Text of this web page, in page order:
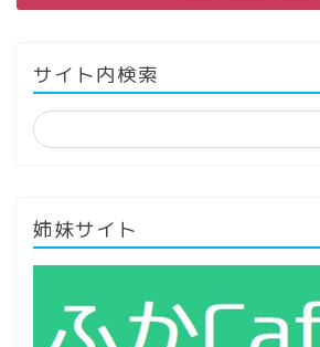
サイト内検索
姉妹サイト